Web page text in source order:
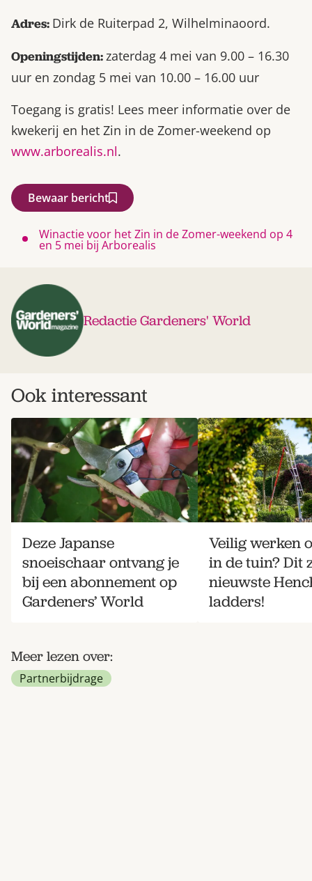
Adres: Dirk de Ruiterpad 2, Wilhelminaoord.
Openingstijden:zaterdag 4 mei van 9.00 – 16.30
uur en zondag 5 mei van 10.00 – 16.00 uur
Toegang is gratis! Lees meer informatie over de
kwekerij en het Zin in de Zomer-weekend op
www.arborealis.nl.
Bewaar bericht
Winactie voor het Zin in de Zomer-weekend op 4
en 5 mei bij Arborealis
Redactie Gardeners' World
Ook interessant
Deze Japanse
snoeischaar ontvang je
bij een abonnement op
Gardeners’ World
Veilig werken
in de tuin? Dit
nieuwste
ladders!
Meer lezen over:
Partnerbijdrage